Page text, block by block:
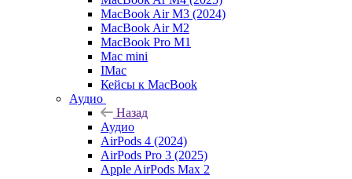
MacBook Air M3 (2024)
MacBook Air M2
MacBook Pro M1
Mac mini
IMac
Кейсы к MacBook
Аудио
Назад
Аудио
AirPods 4 (2024)
AirPods Pro 3 (2025)
Apple AirPods Max 2